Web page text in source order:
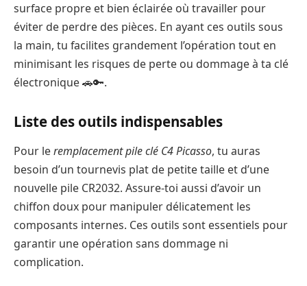
surface propre et bien éclairée où travailler pour
éviter de perdre des pièces. En ayant ces outils sous
la main, tu facilites grandement l’opération tout en
minimisant les risques de perte ou dommage à ta clé
électronique 🚗🔑.
Liste des outils indispensables
Pour leremplacement pile clé C4 Picasso, tu auras
besoin d’un tournevis plat de petite taille et d’une
nouvelle pile CR2032. Assure-toi aussi d’avoir un
chiffon doux pour manipuler délicatement les
composants internes. Ces outils sont essentiels pour
garantir une opération sans dommage ni
complication.